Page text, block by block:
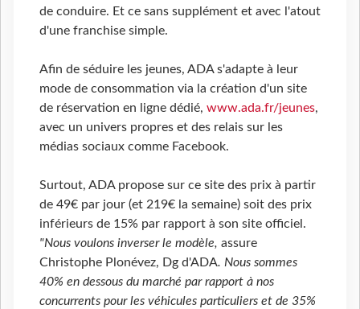
de conduire. Et ce sans supplément et avec l'atout
d'une franchise simple.
Afin de séduire les jeunes, ADA s'adapte à leur
mode de consommation via la création d'un site
de réservation en ligne dédié, www.ada.fr/jeunes,
avec un univers propres et des relais sur les
médias sociaux comme Facebook.
Surtout, ADA propose sur ce site des prix à partir
de 49€ par jour (et 219€ la semaine) soit des prix
inférieurs de 15% par rapport à son site officiel.
"Nous voulons inverser le modèle, assure
Christophe Plonévez, Dg d'ADA. Nous sommes
40% en dessous du marché par rapport à nos
concurrents pour les véhicules particuliers et de 35%